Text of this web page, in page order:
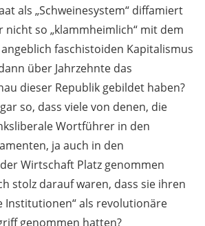
als „Schweinesystem“ diffamiert
nicht so „klammheimlich“ mit dem
faschistoiden Kapitalismus
über Jahrzehnte das
dieser Republik gebildet haben?
so, dass viele von denen, die
Wortführer in den
ja auch in den
Wirtschaft Platz genommen
stolz darauf waren, dass sie ihren
Institutionen“ als revolutionäre
genommen hatten?